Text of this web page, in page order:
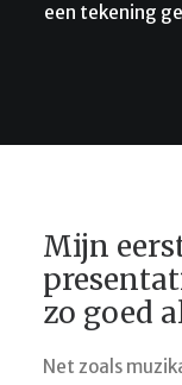
een tekening
Mijn
zo goed
Net zoals